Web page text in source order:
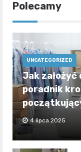
Polecamy
UNCATEGORIZED
Jak
poradnik
4 lipca 2025